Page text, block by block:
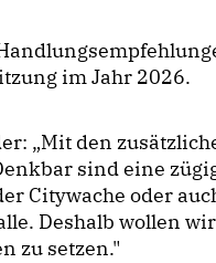
im Jahr 2026.
„Mit den
sind eine
Citywache oder
Deshalb wollen
zu setzen."